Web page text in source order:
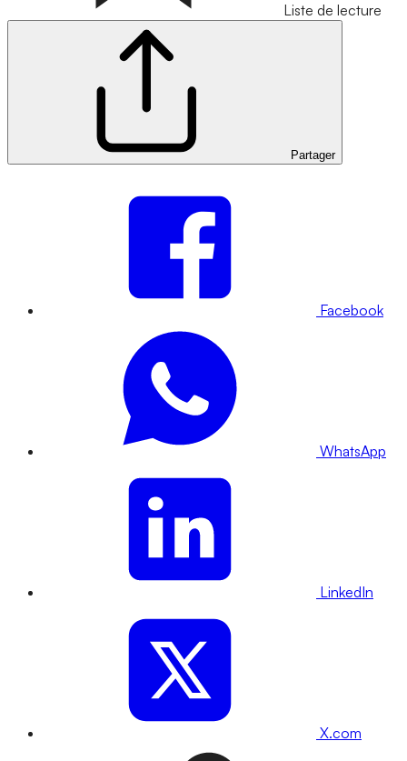
Liste de lecture
Partager
Facebook
WhatsApp
LinkedIn
X.com